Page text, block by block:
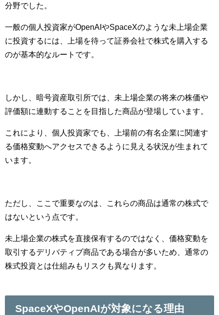
分野でした。
一般の個人投資家がOpenAIやSpaceXのような未上場企業
に投資するには、上場を待って証券会社で株式を購入する
のが基本的なルートです。
しかし、暗号資産取引所では、未上場企業の将来の株価や
評価額に連動することを目指した商品が登場しています。
これにより、個人投資家でも、上場前の有名企業に関連す
る価格変動へアクセスできるように見える状況が生まれて
います。
ただし、ここで重要なのは、これらの商品は通常の株式で
はないという点です。
未上場企業の株式を直接保有するのではなく、価格変動を
取引するデリバティブ商品である場合が多いため、通常の
株式投資とは仕組みもリスクも異なります。
SpaceXやOpenAIが対象になる理由